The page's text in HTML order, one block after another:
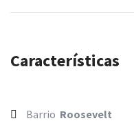
Características
Barrio Roosevelt